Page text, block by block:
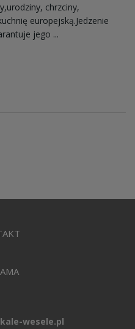
chrzciny,
europejską.Jedzenie
jego ...
wesele.pl